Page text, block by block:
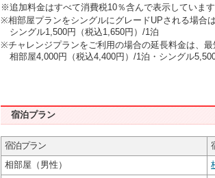
※追加料金はすべて消費税10％含んで表示しています
※相部屋プランをシングルにグレードUPされる場合
シングル1,500円（税込1,650円）/1泊
※チャレンジプランをご利用の場合の延長料金は、
相部屋4,000円（税込4,400円）/1泊・シングル
宿泊プラン
宿泊プラン
相部屋（男性）